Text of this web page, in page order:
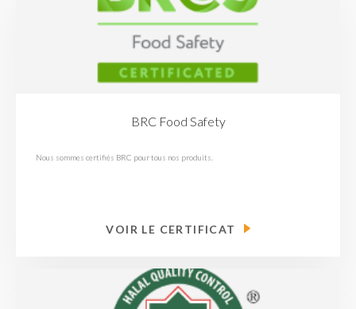
BRC Food Safety
Nous sommes certifiés BRC pour tous nos produits.
VOIR LE CERTIFICAT